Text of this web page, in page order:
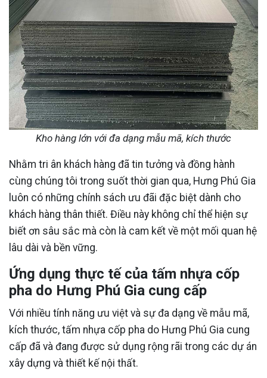
Kho hàng lớn với đa dạng mẫu mã, kích thước
Nhằm tri ân khách hàng đã tin tưởng và đồng hành
cùng chúng tôi trong suốt thời gian qua, Hưng Phú Gia
luôn có những chính sách ưu đãi đặc biệt dành cho
khách hàng thân thiết. Điều này không chỉ thể hiện sự
biết ơn sâu sắc mà còn là cam kết về một mối quan hệ
lâu dài và bền vững.
Ứng dụng thực tế của tấm nhựa cốp
pha do Hưng Phú Gia cung cấp
Với nhiều tính năng ưu việt và sự đa dạng về mẫu mã,
kích thước, tấm nhựa cốp pha do Hưng Phú Gia cung
cấp đã và đang được sử dụng rộng rãi trong các dự án
xây dựng và thiết kế nội thất.